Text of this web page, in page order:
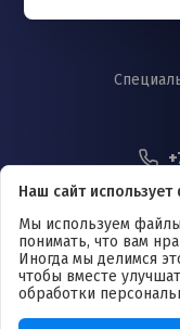
Медицинские услуги
исключительно
информация не
лицом
Наш сайт
Мы используем
понимать, что вам
Иногда мы делимся
чтобы вместе
обработки